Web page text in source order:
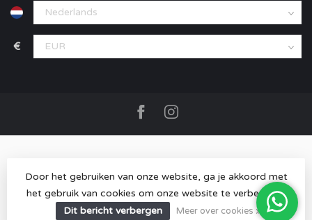
€
© Copyright 2026 MOOD store- Powered byLightspeed-
Lightspeed designby Dyvelopment
Door het gebruiken van onze website, ga je akkoord met
het gebruik van cookies om onze website te verbeteren.
Dit bericht verbergen
Meer over cookies »